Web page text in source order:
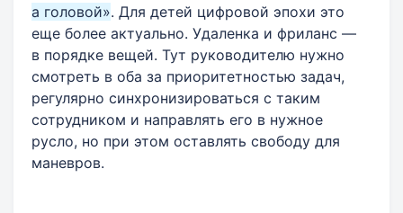
а головой». Для детей цифровой эпохи это
еще более актуально. Удаленка и фриланс —
в порядке вещей. Тут руководителю нужно
смотреть в оба за приоритетностью задач,
регулярно синхронизироваться с таким
сотрудником и направлять его в нужное
русло, но при этом оставлять свободу для
маневров.